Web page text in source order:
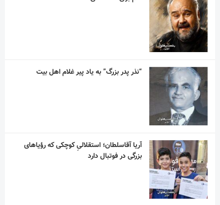
“نذر پدر بزرگ” به یاد پیر غلام اهل بیت
آریا آقاسلطان؛ استقلالیِ کوچکی که رؤیاهای
بزرگی در فوتبال دارد